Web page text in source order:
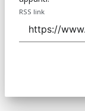
RSS link